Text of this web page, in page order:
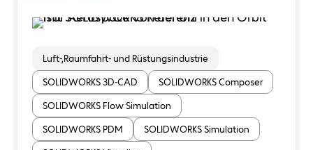
Luft-,Raumfahrt- und Rüstungsindustrie
SOLIDWORKS 3D-CAD
SOLIDWORKS Composer
SOLIDWORKS Flow Simulation
SOLIDWORKS PDM
SOLIDWORKS Simulation